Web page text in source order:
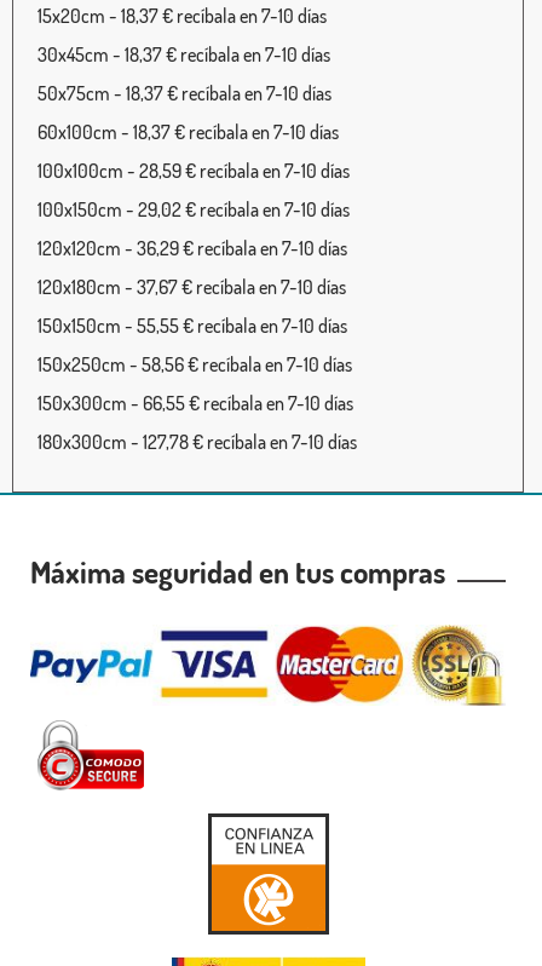
15x20cm - 18,37 € recíbala en 7-10 días
30x45cm - 18,37 € recíbala en 7-10 días
50x75cm - 18,37 € recíbala en 7-10 días
60x100cm - 18,37 € recíbala en 7-10 días
100x100cm - 28,59 € recíbala en 7-10 días
100x150cm - 29,02 € recíbala en 7-10 días
120x120cm - 36,29 € recíbala en 7-10 días
120x180cm - 37,67 € recíbala en 7-10 días
150x150cm - 55,55 € recíbala en 7-10 días
150x250cm - 58,56 € recíbala en 7-10 días
150x300cm - 66,55 € recíbala en 7-10 días
180x300cm - 127,78 € recíbala en 7-10 días
Máxima seguridad en tus compras